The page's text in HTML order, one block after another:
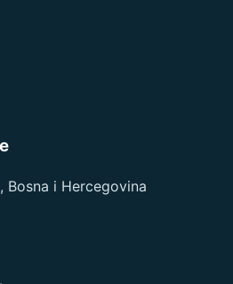
Bosna i Hercegovina